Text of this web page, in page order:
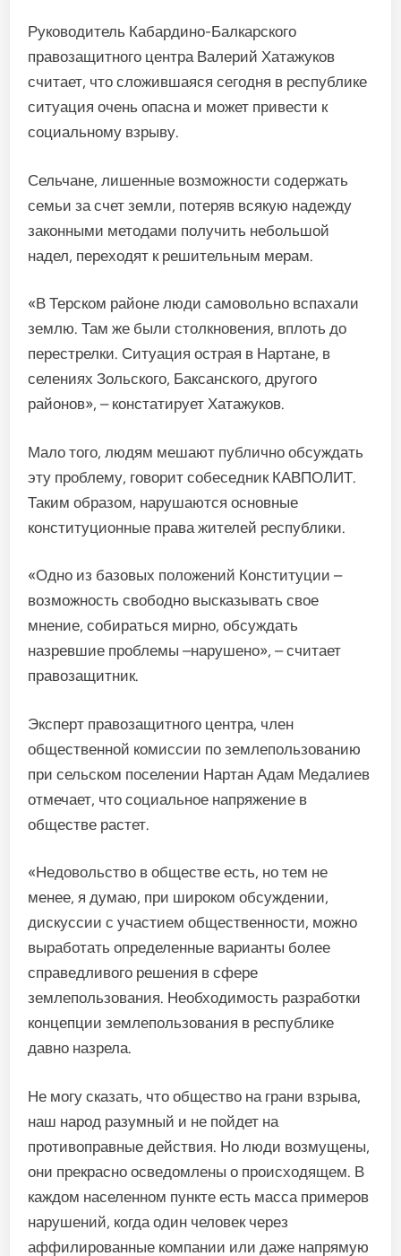
Руководитель Кабардино-Балкарского
правозащитного центра Валерий Хатажуков
считает, что сложившаяся сегодня в республике
ситуация очень опасна и может привести к
социальному взрыву.
Сельчане, лишенные возможности содержать
семьи за счет земли, потеряв всякую надежду
законными методами получить небольшой
надел, переходят к решительным мерам.
«В Терском районе люди самовольно вспахали
землю. Там же были столкновения, вплоть до
перестрелки. Ситуация острая в Нартане, в
селениях Зольского, Баксанского, другого
районов», – констатирует Хатажуков.
Мало того, людям мешают публично обсуждать
эту проблему, говорит собеседник КАВПОЛИТ.
Таким образом, нарушаются основные
конституционные права жителей республики.
«Одно из базовых положений Конституции –
возможность свободно высказывать свое
мнение, собираться мирно, обсуждать
назревшие проблемы –нарушено», – считает
правозащитник.
Эксперт правозащитного центра, член
общественной комиссии по землепользованию
при сельском поселении Нартан Адам Медалиев
отмечает, что социальное напряжение в
обществе растет.
«Недовольство в обществе есть, но тем не
менее, я думаю, при широком обсуждении,
дискуссии с участием общественности, можно
выработать определенные варианты более
справедливого решения в сфере
землепользования. Необходимость разработки
концепции землепользования в республике
давно назрела.
Не могу сказать, что общество на грани взрыва,
наш народ разумный и не пойдет на
противоправные действия. Но люди возмущены,
они прекрасно осведомлены о происходящем. В
каждом населенном пункте есть масса примеров
нарушений, когда один человек через
аффилированные компании или даже напрямую